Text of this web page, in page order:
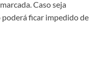
Caso seja
ficar impedido de